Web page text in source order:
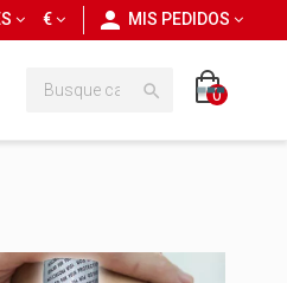
personnMIS PEDIDOS
€
 0